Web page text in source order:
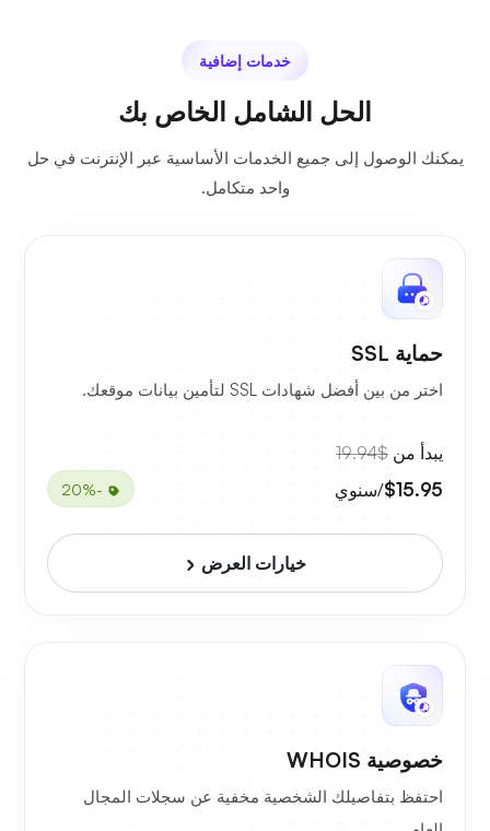
خدمات إضافية
الحل الشامل الخاص بك
يمكنك الوصول إلى جميع الخدمات الأساسية عبر الإنترنت في حل
واحد متكامل.
حماية SSL
اختر من بين أفضل شهادات SSL لتأمين بيانات موقعك.
يبدأ من $19.94
$15.95/سنوي -20%
خيارات العرض
خصوصية WHOIS
احتفظ بتفاصيلك الشخصية مخفية عن سجلات المجال